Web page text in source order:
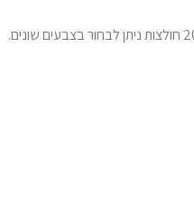
לאחר בחירת המידה הנכונה והעיצוב המדויק, ההדפסה תתבצע באמצעות טכנולוגיה מתקדמת, אשר מבטיחה תוצאה באיכות גבוהה מאוד, גם לאחר שימוש תדיר במכונת הכביסה. בהזמנה של יותר מ-20 חולצות ניתן לבחור בצבעים שונים.